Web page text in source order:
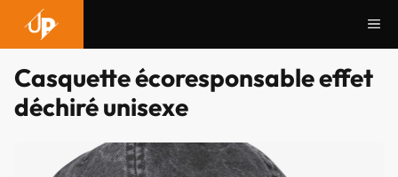
contenu
Casquette écoresponsable effet
déchiré unisexe